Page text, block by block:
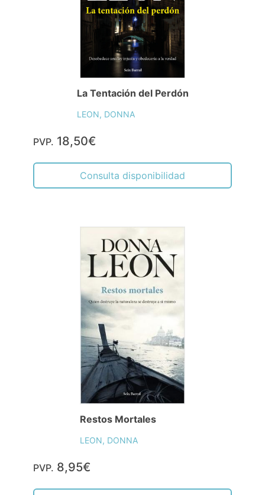
La Tentación del Perdón
LEON, DONNA
PVP. 18,50€
Consulta disponibilidad
Restos Mortales
LEON, DONNA
PVP. 8,95€